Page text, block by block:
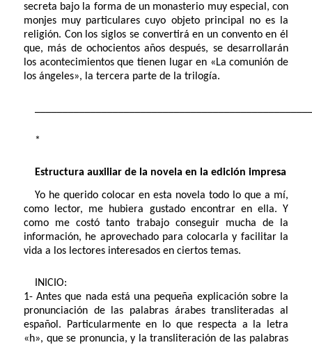
secreta bajo la forma de un monasterio muy especial, con
monjes muy particulares cuyo objeto principal no es la
religión. Con los siglos se convertirá en un convento en él
que, más de ochocientos años después, se desarrollarán
los acontecimientos que tienen lugar en «La comunión de
los ángeles», la tercera parte de la trilogía.
*
Estructura auxiliar de la novela en la edición impresa
Yo he querido colocar en esta novela todo lo que a mí,
como lector, me hubiera gustado encontrar en ella. Y
como me costó tanto trabajo conseguir mucha de la
información, he aprovechado para colocarla y facilitar la
vida a los lectores interesados en ciertos temas.
INICIO:
1- Antes que nada está una pequeña explicación sobre la
pronunciación de las palabras árabes transliteradas al
español. Particularmente en lo que respecta a la letra
«h», que se pronuncia, y la transliteración de las palabras